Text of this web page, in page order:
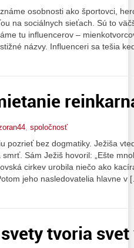
osobnosti ako športovci,
na sociálnych sieťach. Sú to
tu influencerov –
názvy. Influenceri sa tešia
, spoločnosť
pozrieť bez dogmatiky. Ježiša
Sám Ježiš hovoril: „Ešte
cirkev urobila niečo ako
jeho nasledovatelia hlavne v
tvoria